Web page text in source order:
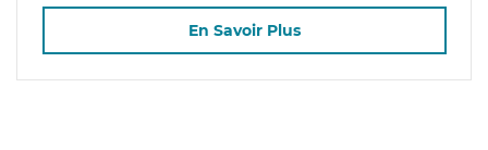
En Savoir Plus